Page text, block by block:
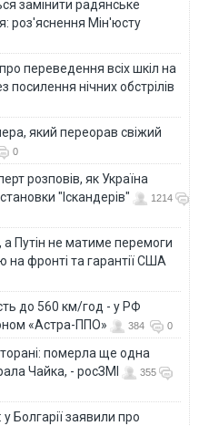
замінити радянське
роз'яснення Мін'юсту
переведення всіх шкіл на
посилення нічних обстрілів
який переорав свіжий
0
розповів, як Україна
"Іскандерів"
1214
а Путін не матиме перемоги
на фронті та гарантії США
до 560 км/год - у РФ
«Астра-ППО»
384 0
померла ще одна
Чайка, - росЗМІ
355
Болгарії заявили про